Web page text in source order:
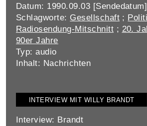
Datum: 1990.09.03 [Sendedatum]
Schlagworte: Gesellschaft ;
Radiosendung-Mitschnitt ; 20.
90er Jahre
Typ: audio
Inhalt: Nachrichten
INTERVIEW MIT WILLY BRANDT
Interview: Brandt